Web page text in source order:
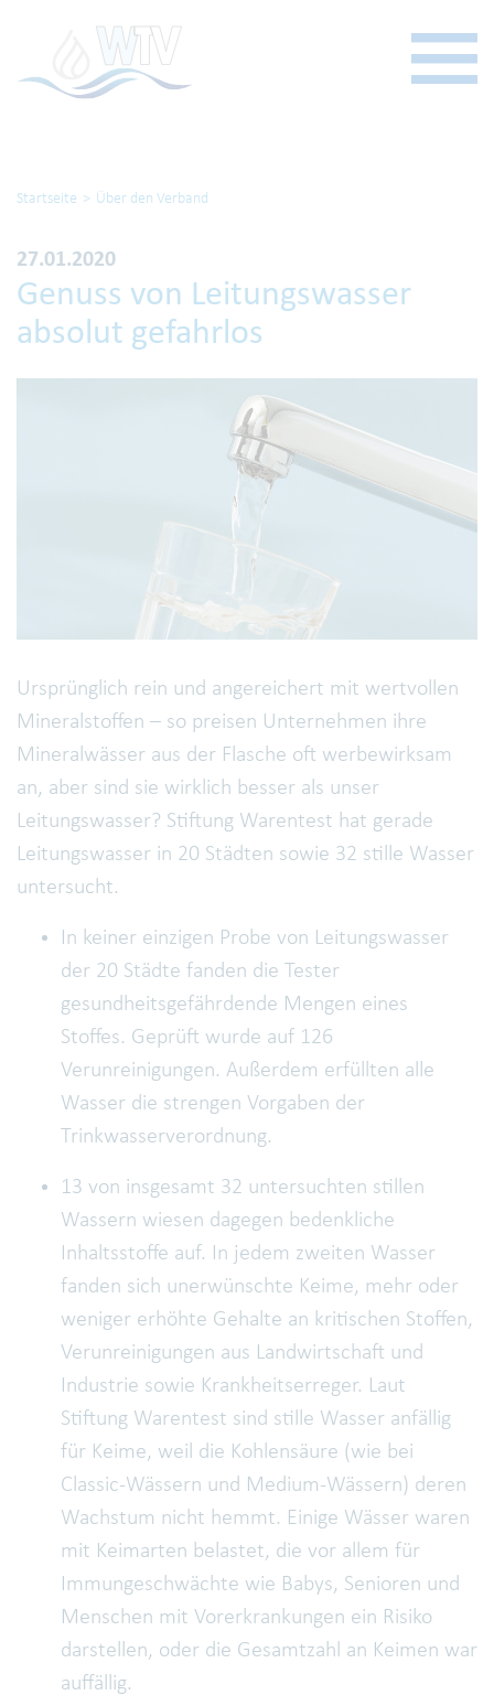
Startseite Über den Verband
27.01.2020
Genuss von Leitungswasser
absolut gefahrlos
Ursprünglich rein und angereichert mit wertvollen
Mineralstoffen – so preisen Unternehmen ihre
Mineralwässer aus der Flasche oft werbewirksam
an, aber sind sie wirklich besser als unser
Leitungswasser? Stiftung Warentest hat gerade
Leitungswasser in 20 Städten sowie 32 stille Wasser
untersucht.
In keiner einzigen Probe von Leitungswasser
der 20 Städte fanden die Tester
gesundheitsgefährdende Mengen eines
Stoffes. Geprüft wurde auf 126
Verunreinigungen. Außerdem erfüllten alle
Wasser die strengen Vorgaben der
Trinkwasserverordnung.
13 von insgesamt 32 untersuchten stillen
Wassern wiesen dagegen bedenkliche
Inhaltsstoffe auf. In jedem zweiten Wasser
fanden sich unerwünschte Keime, mehr oder
weniger erhöhte Gehalte an kritischen Stoffen,
Verunreinigungen aus Landwirtschaft und
Industrie sowie Krankheitserreger. Laut
Stiftung Warentest sind stille Wasser anfällig
für Keime, weil die Kohlensäure (wie bei
Classic-Wässern und Medium-Wässern) deren
Wachstum nicht hemmt. Einige Wässer waren
mit Keimarten belastet, die vor allem für
Immungeschwächte wie Babys, Senioren und
Menschen mit Vorerkrankungen ein Risiko
darstellen, oder die Gesamtzahl an Keimen war
auffällig.